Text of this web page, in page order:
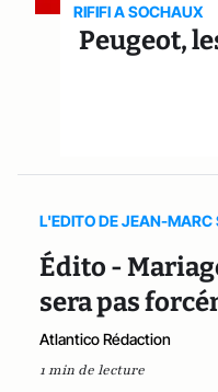
RIFIFI A SOCHAUX
Peugeot,
L'EDITO DE JEAN-MARC
Édito -
sera pas
Atlantico Rédaction
1 min de lecture